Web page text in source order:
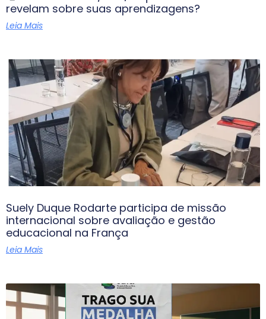
revelam sobre suas aprendizagens?
Leia Mais
Suely Duque Rodarte participa de missão
internacional sobre avaliação e gestão
educacional na França
Leia Mais